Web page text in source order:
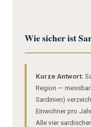
Wie sicher ist
Kurze Antwort:
Region —
Sardinien)
Einwohner pro
Alle vier